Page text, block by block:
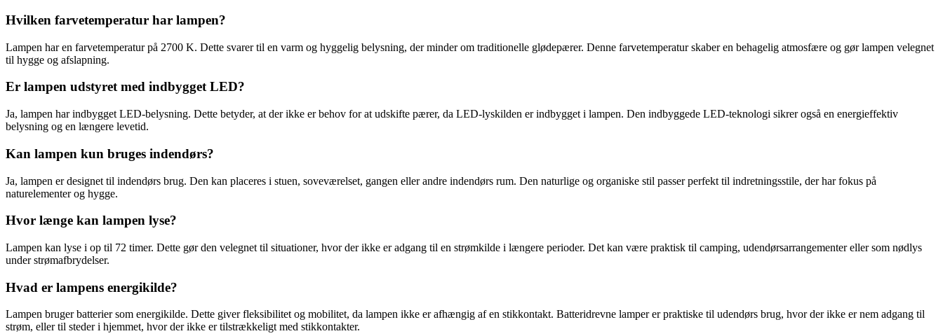
Hvilken farvetemperatur har lampen?
Lampen har en farvetemperatur på 2700 K. Dette svarer til en varm og hyggelig belysning, der minder om traditionelle glødepærer. Denne farvetemperatur skaber en behagelig atmosfære og gør lampen velegnet
til hygge og afslapning.
Er lampen udstyret med indbygget LED?
Ja, lampen har indbygget LED-belysning. Dette betyder, at der ikke er behov for at udskifte pærer, da LED-lyskilden er indbygget i lampen. Den indbyggede LED-teknologi sikrer også en energieffektiv
belysning og en længere levetid.
Kan lampen kun bruges indendørs?
Ja, lampen er designet til indendørs brug. Den kan placeres i stuen, soveværelset, gangen eller andre indendørs rum. Den naturlige og organiske stil passer perfekt til indretningsstile, der har fokus på
naturelementer og hygge.
Hvor længe kan lampen lyse?
Lampen kan lyse i op til 72 timer. Dette gør den velegnet til situationer, hvor der ikke er adgang til en strømkilde i længere perioder. Det kan være praktisk til camping, udendørsarrangementer eller som nødlys
under strømafbrydelser.
Hvad er lampens energikilde?
Lampen bruger batterier som energikilde. Dette giver fleksibilitet og mobilitet, da lampen ikke er afhængig af en stikkontakt. Batteridrevne lamper er praktiske til udendørs brug, hvor der ikke er nem adgang til
strøm, eller til steder i hjemmet, hvor der ikke er tilstrækkeligt med stikkontakter.